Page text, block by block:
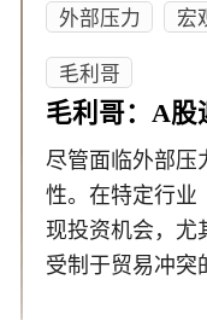
外部压力 宏
毛利哥
毛利哥：A股
尽管面临外部压
性。在特定行业
现投资机会，尤
受制于贸易冲突